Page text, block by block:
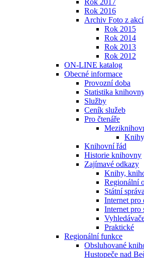
Rok 2017
Rok 2016
Archiv Foto z akcí
Rok 2015
Rok 2014
Rok 2013
Rok 2012
ON-LINE katalog
Obecné informace
Provozní doba
Statistika
Služby
Ceník služeb
Pro čtenáře
Knihovní řád
Historie knihovny
Zajímavé odkazy
Knihy,
Regionální
Státní
Internet pro
Internet pro
Praktické
Regionální funkce
Obsluhované
Hustopeče nad